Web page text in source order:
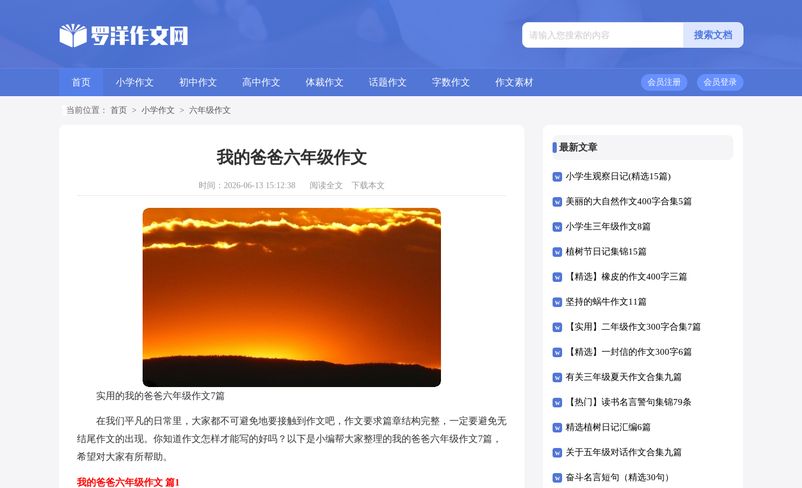
首页 小学作文 初中作文 高中作文 体裁作文 话题作文 字数作文 作文素材 会员登录
会员注册
当前位置： 首页 > 小学作文 > 六年级作文
我的爸爸六年级作文
时间：2026-06-13 15:12:38 阅读全文 下载本文
实用的我的爸爸六年级作文7篇
在我们平凡的日常里，大家都不可避免地要接触到作文吧，作文要求篇章结构完整，一定要避免无
结尾作文的出现。你知道作文怎样才能写的好吗？以下是小编帮大家整理的我的爸爸六年级作文7篇，
希望对大家有所帮助。
我的爸爸六年级作文 篇1
最新文章
小学生观察日记(精选15篇)
美丽的大自然作文400字合集5篇
小学生三年级作文8篇
植树节日记集锦15篇
【精选】橡皮的作文400字三篇
坚持的蜗牛作文11篇
【实用】二年级作文300字合集7篇
【精选】一封信的作文300字6篇
有关三年级夏天作文合集九篇
【热门】读书名言警句集锦79条
精选植树日记汇编6篇
关于五年级对话作文合集九篇
奋斗名言短句（精选30句）